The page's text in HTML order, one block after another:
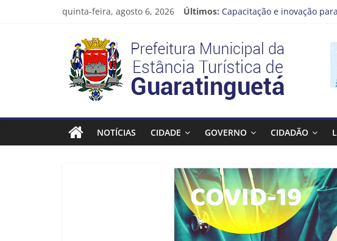
quinta-feira, agosto 6, 2026 Últimos: Capacitação e inovação
Prefeitura de
Guaratinguetá realizará
Prefeitura
Estância
Turística
Guaratinguetá
NOTÍCIAS CIDADE GOVERNO CIDADÃO